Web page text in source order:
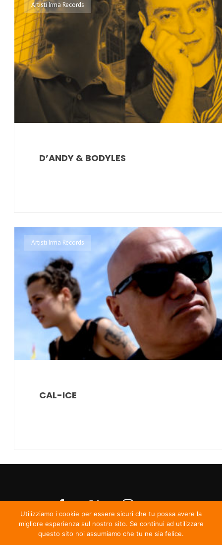
Artisti Irma Records
D’ANDY & BODYLES
Artisti Irma Records
CAL-ICE
Utilizziamo i cookie per essere sicuri che tu possa avere la
migliore esperienza sul nostro sito. Se continui ad utilizzare
questo sito noi assumiamo che tu ne sia felice.